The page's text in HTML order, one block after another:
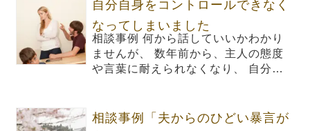
自分自身をコントロールできなく
なってしまいました
相談事例 何から話していいかわかり
ませんが、 数年前から、主人の態度
や言葉に耐えられなくなり、 自分…
相談事例「夫からのひどい暴言が